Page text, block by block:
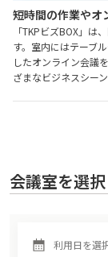
短時間の作業やオ
「TKPビズBOX」は
す。室内にはテーブ
したオンライン会議
ざまなビジネスシー
会議室を選択